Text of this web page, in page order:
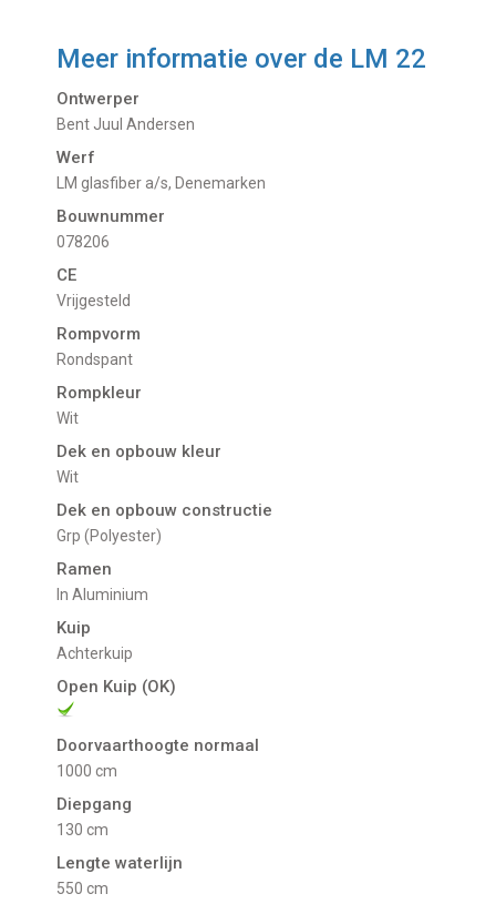
Meer informatie over de LM 22
Ontwerper
Bent Juul Andersen
Werf
LM glasfiber a/s, Denemarken
Bouwnummer
078206
CE
Vrijgesteld
Rompvorm
Rondspant
Rompkleur
Wit
Dek en opbouw kleur
Wit
Dek en opbouw constructie
Grp (Polyester)
Ramen
in Aluminium
Kuip
Achterkuip
Open Kuip (OK)
Doorvaarthoogte normaal
1000 cm
Diepgang
130 cm
Lengte waterlijn
550 cm